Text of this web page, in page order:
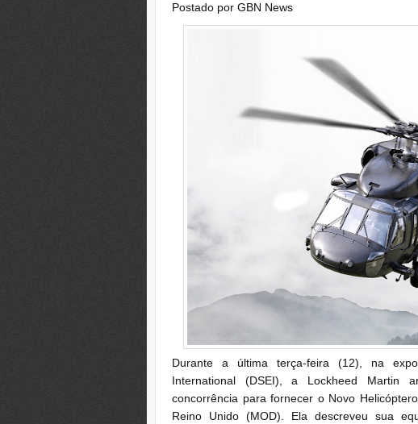
Postado por GBN News
Durante a última terça-feira (12), na
International (DSEI), a Lockheed Martin
concorrência para fornecer o Novo
Reino Unido (MOD). Ela descreveu sua